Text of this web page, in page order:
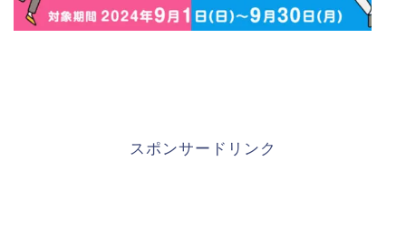
スポンサードリンク